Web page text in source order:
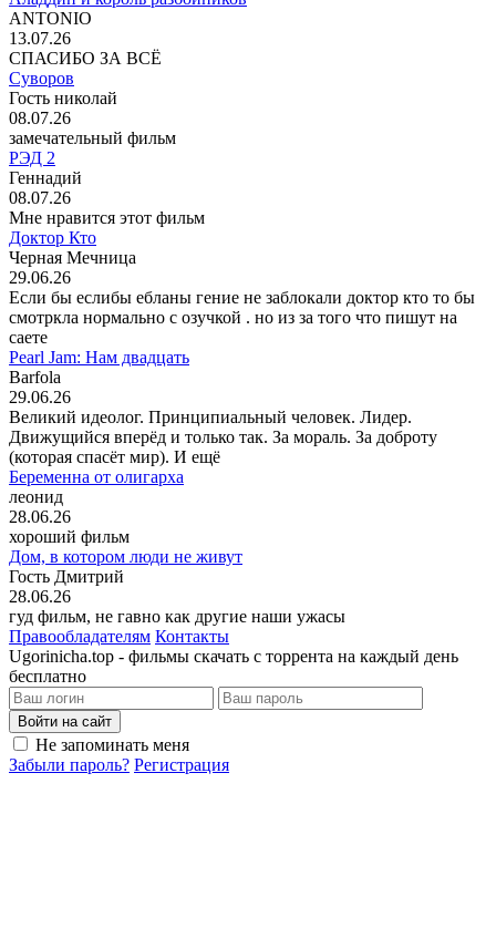
ANTONIO
13.07.26
СПАСИБО ЗА ВСЁ
Суворов
Гость николай
08.07.26
замечательный фильм
РЭД 2
Геннадий
08.07.26
Мне нравится этот фильм
Доктор Кто
Черная Мечница
29.06.26
Если бы еслибы ебланы гение не заблокали доктор кто то бы
смотркла нормально с озучкой . но из за того что пишут на
саете
Pearl Jam: Нам двадцать
Barfola
29.06.26
Великий идеолог. Принципиальный человек. Лидер.
Движущийся вперёд и только так. За мораль. За доброту
(которая спасёт мир). И ещё
Беременна от олигарха
леонид
28.06.26
хороший фильм
Дом, в котором люди не живут
Гость Дмитрий
28.06.26
гуд фильм, не гавно как другие наши ужасы
Правообладателям Контакты
Ugorinicha.top - фильмы скачать с торрента на каждый день
бесплатно
Войти на сайт
Не запоминать меня
Забыли пароль? Регистрация